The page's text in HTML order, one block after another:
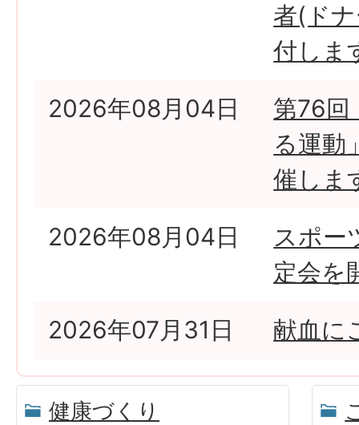
者(ド
付しま
2026年08月04日
第76回
る運動
催しま
2026年08月04日
スポー
定会を
2026年07月31日
献血に
健康づくり